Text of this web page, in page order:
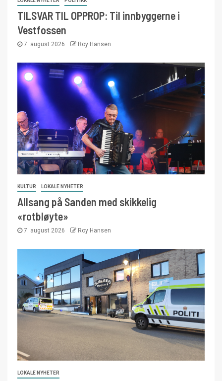
TILSVAR TIL OPPROP: Til innbyggerne i
Vestfossen
7. august 2026 Roy Hansen
KULTUR LOKALE NYHETER
Allsang på Sanden med skikkelig
«rotbløyte»
7. august 2026 Roy Hansen
LOKALE NYHETER